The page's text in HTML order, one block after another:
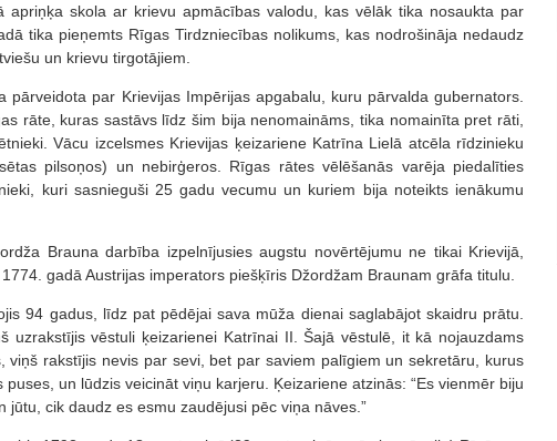
apriņķa skola ar krievu apmācības valodu, kas vēlāk tika nosaukta par
tika pieņemts Rīgas Tirdzniecības nolikums, kas nodrošināja nedaudz
un krievu tirgotājiem.
pārveidota par Krievijas Impērijas apgabalu, kuru pārvalda gubernators.
rāte, kuras sastāvs līdz šim bija nenomaināms, tika nomainīta pret rāti,
Vācu izcelsmes Krievijas ķeizariene Katrīna Lielā atcēla rīdzinieku
pilsoņos) un nebirģeros. Rīgas rātes vēlēšanās varēja piedalīties
kuri sasnieguši 25 gadu vecumu un kuriem bija noteikts ienākumu
Brauna darbība izpelnījusies augstu novērtējumu ne tikai Krievijā,
gadā Austrijas imperators piešķīris Džordžam Braunam grāfa titulu.
94 gadus, līdz pat pēdējai sava mūža dienai saglabājot skaidru prātu.
uzrakstījis vēstuli ķeizarienei Katrīnai II. Šajā vēstulē, it kā nojauzdams
viņš rakstījis nevis par sevi, bet par saviem palīgiem un sekretāru, kurus
puses, un lūdzis veicināt viņu karjeru. Ķeizariene atzinās: “Es vienmēr biju
jūtu, cik daudz es esmu zaudējusi pēc viņa nāves.”